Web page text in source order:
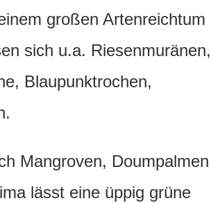
großen Artenreichtum
sich u.a. Riesenmuränen,
Blaupunktrochen,
Mangroven, Doumpalmen
lässt eine üppig grüne